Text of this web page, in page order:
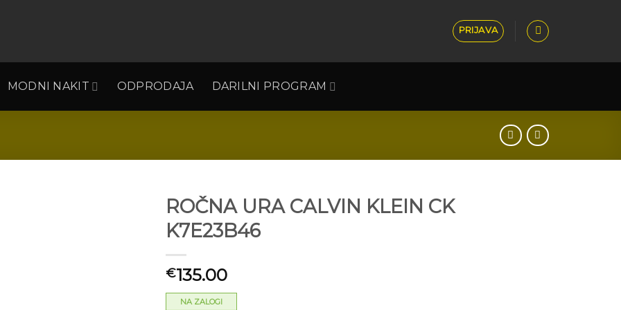
PRIJAVA
MODNI NAKIT ODPRODAJA DARILNI PROGRAM
ROČNA URA CALVIN KLEIN CK
K7E23B46
€135.00
NA ZALOGI